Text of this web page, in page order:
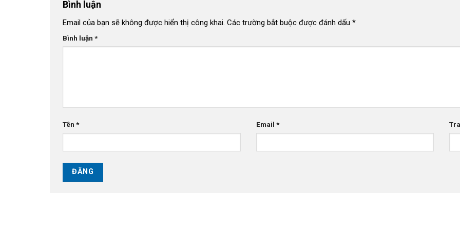
Bình luận
Email của bạn sẽ không được hiển thị công khai. Các trường bắt buộc được đánh dấu *
Bình luận *
Tên * Email *